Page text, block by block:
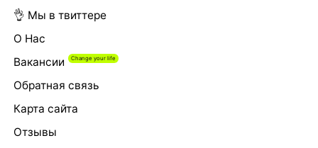
👌 Мы в твиттере
О Нас
Вакансии
Обратная связь
Карта сайта
Отзывы